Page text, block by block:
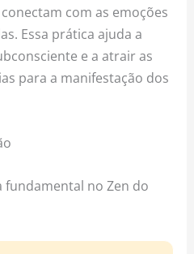
com as emoções
Essa prática ajuda a
e a atrair as
para a manifestação dos
no Zen do